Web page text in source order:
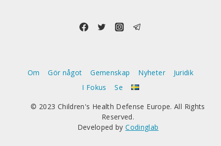
Om Gör något Gemenskap Nyheter
Juridik
I Fokus
Se
© 2023 Children's Health Defense Europe. All Rights
Reserved.
Developed byCodinglab